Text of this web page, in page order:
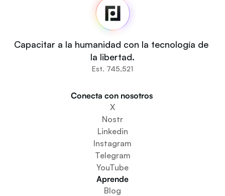
Noticias
Código fuente
Fedi For
Tú
Comunidades
Organizaciones
Descargar la aplicación
Crear un espacio comunitario
Crear un servicio de monedero
Servicio de configuración de la federación
Explora las miniaplicaciones
Capacitar a la humanidad con la tecnología de
la libertad.
Est. 745,521
Conecta con nosotros
X
Nostr
Linkedin
Instagram
Telegram
YouTube
Aprende
Blog